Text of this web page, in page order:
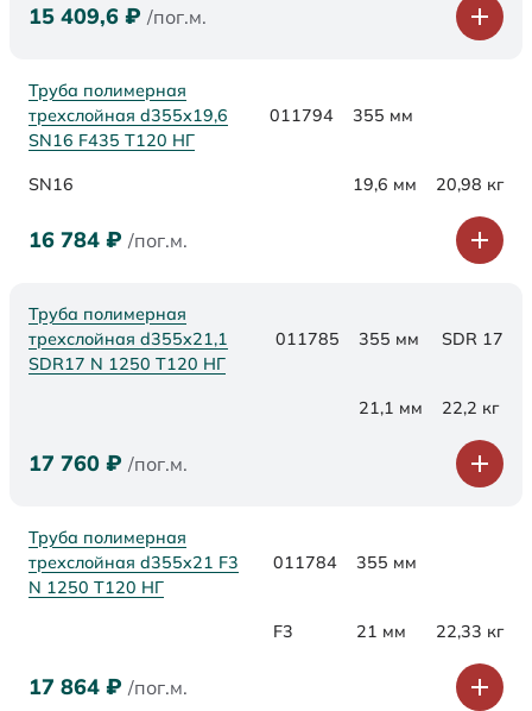
15 409,6 ₽ /пог.м.
Труба полимерная
трехслойная d355х19,6
SN16 F435 Т120 НГ
011794 355 мм
SN16 19,6 мм 20,98 кг
16 784 ₽ /пог.м.
Труба полимерная
трехслойная d355x21,1
SDR17 N 1250 Т120 НГ
011785 355 мм SDR 17
21,1 мм 22,2 кг
17 760 ₽ /пог.м.
Труба полимерная
трехслойная d355x21 F3
N 1250 Т120 НГ
011784 355 мм
F3 21 мм 22,33 кг
17 864 ₽ /пог.м.